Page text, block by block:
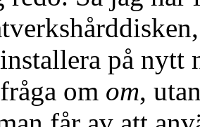
på nytt
om om,